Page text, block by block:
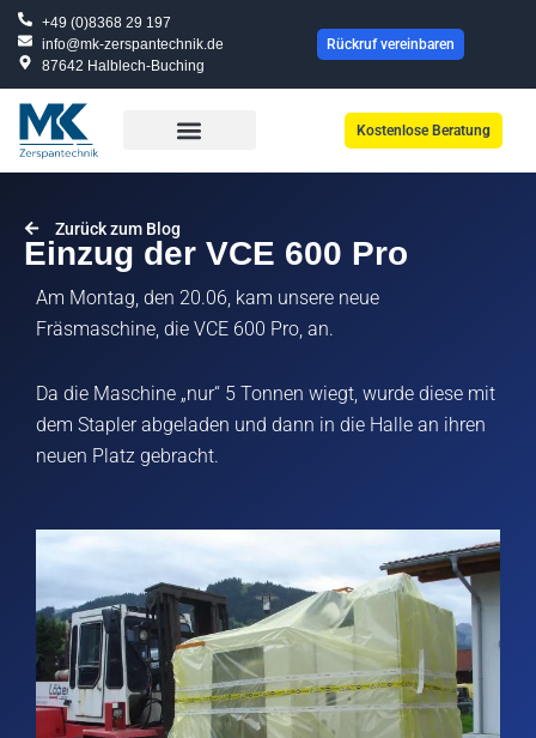
Zum
Inhalt
springen
+49 (0)8368 29 197
info@mk-zerspantechnik.de
87642 Halblech-Buching
Rückruf vereinbaren
Kostenlose Beratung
Zurück zum Blog
Einzug der VCE 600 Pro
Am Montag, den 20.06, kam unsere neue
Fräsmaschine, die VCE 600 Pro, an.
Da die Maschine „nur“ 5 Tonnen wiegt, wurde diese mit
dem Stapler abgeladen und dann in die Halle an ihren
neuen Platz gebracht.